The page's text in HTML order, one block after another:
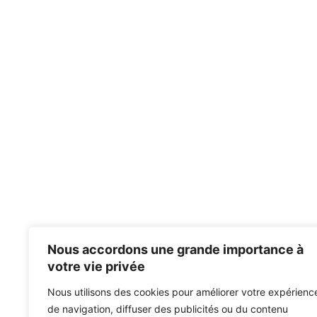
Nous accordons une grande importance à
votre vie privée
Nous utilisons des cookies pour améliorer votre
de navigation, diffuser des publicités ou du contenu